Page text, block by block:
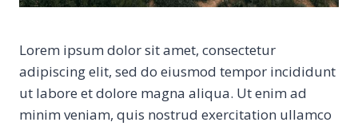
Lorem ipsum dolor sit amet, consectetur
adipiscing elit, sed do eiusmod tempor incididunt
ut labore et dolore magna aliqua. Ut enim ad
minim veniam, quis nostrud exercitation ullamco